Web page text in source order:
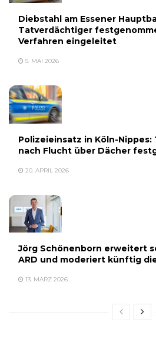
Diebstahl am Essener
Tatverdächtiger
Verfahren eingeleitet
5. MAI 2026
Polizeieinsatz in Köln-
nach Flucht über Dächer
20. APRIL 2026
Jörg Schönenborn erweitert
ARD und moderiert künftig
13. MÄRZ 2026